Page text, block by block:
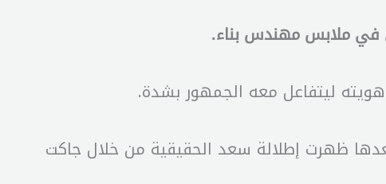
في ملابس مهندس بناء.
ليتفاعل معه الجمهور بشدة.
ظهرت إطلالة سعد الحقيقية من خلال جاكت